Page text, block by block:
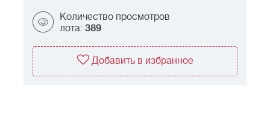
Количество просмотров
лота: 389
Добавить в избранное